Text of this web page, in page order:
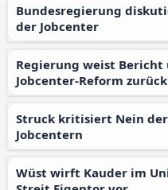
Bundesregierung diskutiert über Neuorganisation
der Jobcenter
Regierung weist Bericht über Scheitern der
Jobcenter-Reform zurück
Struck kritisiert Nein der Unions-Fraktion zu
Jobcentern
Wüst wirft Kauder im Unions-internen Jobcenter-